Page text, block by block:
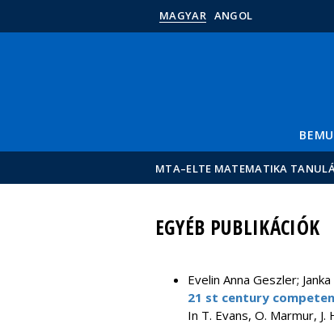
MAGYAR ANGOL
MTA–ELTE MATEMATIKA
EGYÉB PUBLIKÁCIÓK
Evelin Anna Geszler;
21 st century
In T. Evans, O. Marmur,